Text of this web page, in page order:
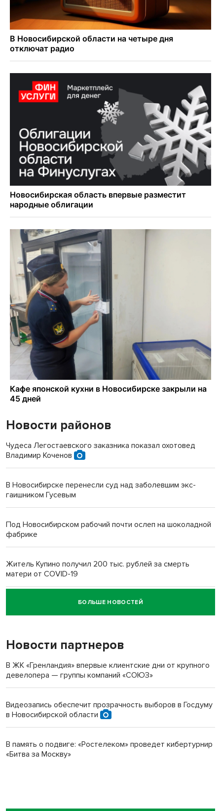
Новости районов
Чудеса Легостаевского заказника показал охотовед
Владимир Коченов
В Новосибирске перенесли суд над заболевшим экс-
гаишником Гусевым
Под Новосибирском рабочий почти ослеп на шоколадной
фабрике
Житель Купино получил 200 тыс. рублей за смерть
матери от COVID-19
Новосибирский суд наказал водителя за смерть
пенсионерки на вокзале
БОЛЬШЕ НОВОСТЕЙ
Новости партнеров
В ЖК «Гренландия» впервые клиентские дни от крупного
девелопера — группы компаний «СОЮЗ»
Видеозапись обеспечит прозрачность выборов в Госдуму
в Новосибирской области
В память о подвиге: «Ростелеком» проведет кибертурнир
«Битва за Москву»